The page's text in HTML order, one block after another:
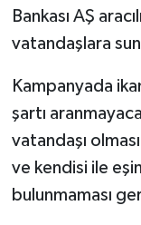
Bankası AŞ
vatandaşlara
Kampanyada
şartı
vatandaşı
ve kendisi ile
bulunmaması